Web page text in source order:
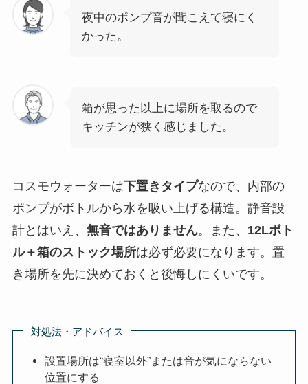
夜中のポンプ音が聞こえて寝にく
かった。
箱が思った以上に場所を取るので
キッチンが狭く感じました。
コスモウォーターは下置きタイプなので、内部の
ポンプがボトルから水を吸い上げる構造。静音設
計とはいえ、 無音ではありません。また、 12Lボト
ル＋箱のストック場所は必ず必要になります。置
き場所を先に決めておくと後悔しにくいです。
対処法・アドバイス
設置場所は“寝室以外”または音が気にならない
位置にする